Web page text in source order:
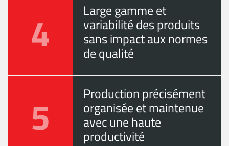
4 Large gamme et
variabilité des produits
sans impact aux normes
de qualité
5 Production précisément
organisée et maintenue
avec une haute
productivité